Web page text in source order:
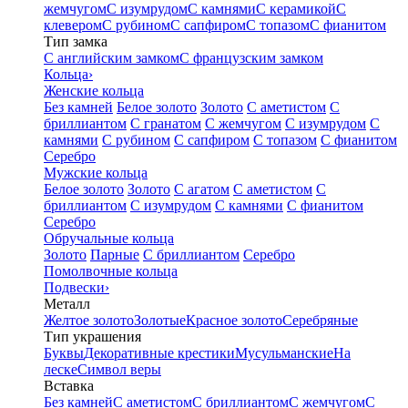
жемчугомС изумрудомС камнямиС керамикойС
клеверомС рубиномС сапфиромС топазомС фианитом
Тип замка
С английским замкомС французским замком
Кольца›
Женские кольца
Без камней Белое золото Золото С аметистом С
бриллиантом С гранатом С жемчугом С изумрудом С
камнями С рубином С сапфиром С топазом С фианитом
Серебро
Мужские кольца
Белое золото Золото С агатом С аметистом С
бриллиантом С изумрудом С камнями С фианитом
Серебро
Обручальные кольца
Золото Парные С бриллиантом Серебро
Помолвочные кольца
Подвески›
Металл
Желтое золотоЗолотыеКрасное золотоСеребряные
Тип украшения
БуквыДекоративные крестикиМусульманскиеНа
лескеСимвол веры
Вставка
Без камнейС аметистомС бриллиантомС жемчугомС